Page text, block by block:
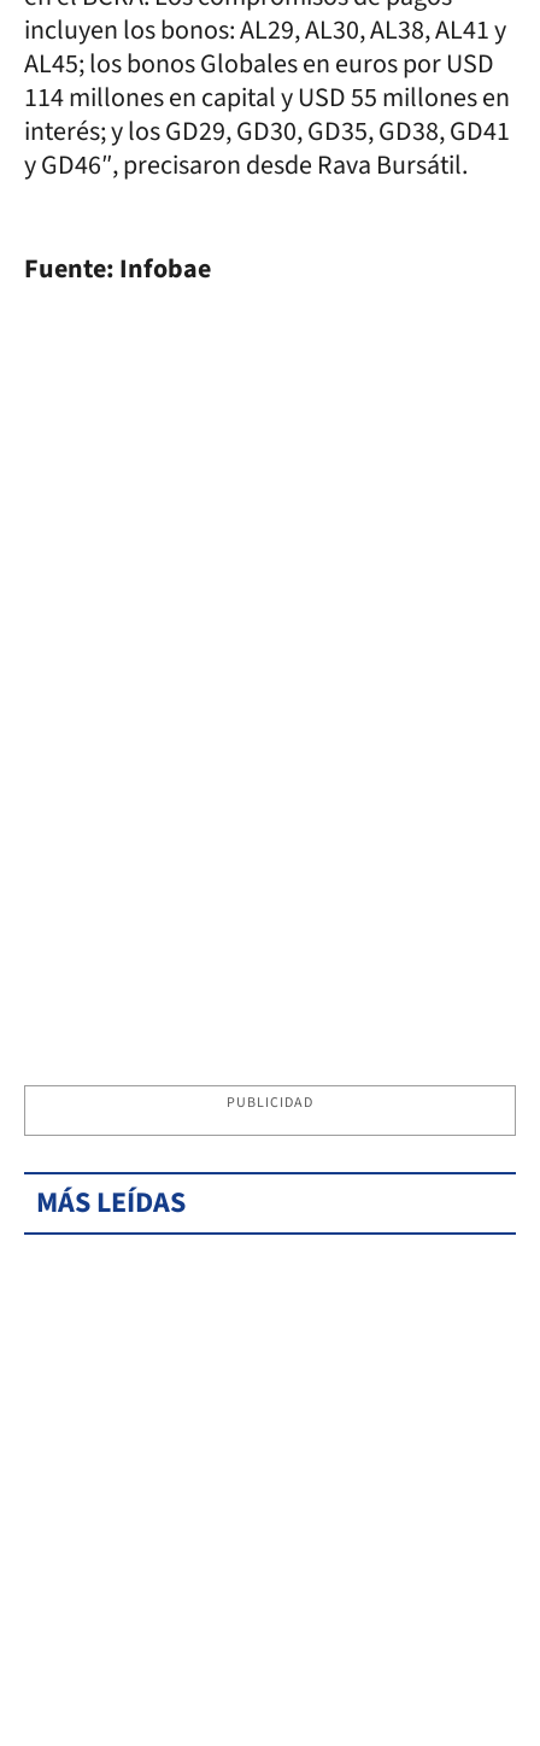
incluyen los bonos: AL29, AL30, AL38, AL41 y
AL45; los bonos Globales en euros por USD
114 millones en capital y USD 55 millones en
interés; y los GD29, GD30, GD35, GD38, GD41
y GD46″, precisaron desde Rava Bursátil.
Fuente: Infobae
PUBLICIDAD
MÁS LEÍDAS